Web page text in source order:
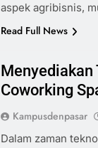
aspek agribisnis,
Read Full News
Menyediakan
Coworking
Kampusdenpasar
Dalam zaman